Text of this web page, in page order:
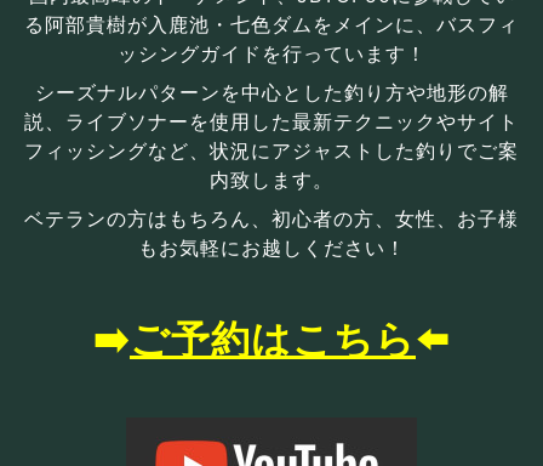
る阿部貴樹が入鹿池・七色ダムをメインに、バスフィ
ッシングガイドを行っています！
シーズナルパターンを中心とした釣り方や地形の解
説、ライブソナーを使用した最新テクニックやサイト
フィッシングなど、状況にアジャストした釣りでご案
内致します。
ベテランの方はもちろん、初心者の方、女性、お子様
もお気軽にお越しください！
➡️ご予約はこちら⬅️